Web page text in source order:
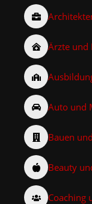
Ärzte und
Auto und
Bauen
Beauty
Coaching